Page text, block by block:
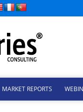
MARKET REPORTS